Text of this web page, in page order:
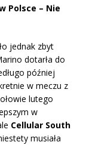
Polsce – Nie
jednak zbyt
dotarła do
później
w meczu z
lutego
w
Cellular South
musiała